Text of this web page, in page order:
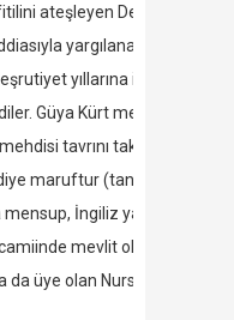
ateşleyen Derviş
yargılanarak beraat
yıllarına ilişkin
Güya Kürt
tavrını takındı.
maruftur (tanınmaktadır).”
mensup, İngiliz yanlısı
mevlit okutulmuştur.
da üye olan Nursi, hem